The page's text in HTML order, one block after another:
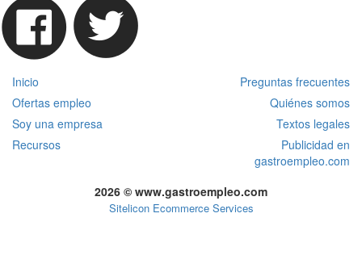
Inicio
Preguntas frecuentes
Ofertas empleo
Quiénes somos
Soy una empresa
Textos legales
Recursos
Publicidad en
gastroempleo.com
2026 © www.gastroempleo.com
Sitelicon Ecommerce Services